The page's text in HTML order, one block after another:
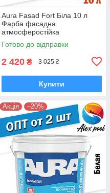
Aura Fasad Fort Біла 10 л
Фарба фасадна
атмосферостійка
модифікована силіконом
Готово до відправки
2 420 ₴ 3 025 ₴
Купити
Акція –20%